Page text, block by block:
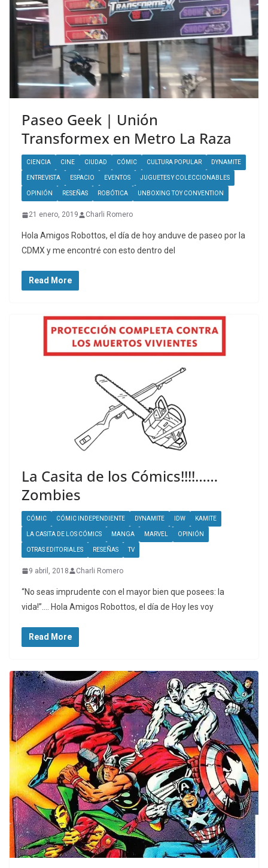
Paseo Geek | Unión
Transformex en Metro La Raza
CIENCIA CINE CIUDAD CÓMIC CULTURA POPULAR DYNAMITE
ENTREVISTA ESPACIO EVENTOS JUGUETES Y COLECCIONABLES
OPINIÓN RESEÑAS ROBÓTICA UNBOXING TOY CONVENTION
21 enero, 2019 Charli Romero
Hola Amigos Robottos, el día de hoy anduve de paseo por la
CDMX y me encontré con esto dentro del
Read More
La Casita de los Cómics!!!!……
Zombies
CÓMIC CÓMIC INDEPENDIENTE DYNAMITE IDW KAMITE
LA CASITA DE LOS CÓMICS MANGA MARVEL OPINIÓN
OTRAS EDITORIALES RESEÑAS TV
9 abril, 2018 Charli Romero
“No seas imprudente con el mayor bien que posees: la
vida!”…. Hola Amigos Robottos, el día de Hoy les voy
Read More